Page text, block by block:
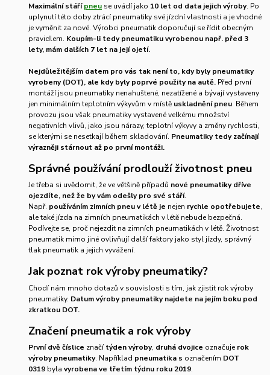
Maximální stářípneu se uvádí jako 10 let od data jejich výroby. Po
uplynutí této doby ztrácí pneumatiky své jízdní vlastnosti a je vhodné
je vyměnit za nové. Výrobci pneumatik doporučují se řídit obecným
pravidlem. Koupím-li tedy pneumatiku vyrobenou např. před 3
lety, mám dalších 7 let na její ojetí.
Nejdůležitějším datem pro vás tak není to, kdy byly pneumatiky
vyrobeny (DOT), ale kdy byly poprvé použity na autě. Před první
montáží jsou pneumatiky nenahuštené, nezatížené a bývají vystaveny
jen minimálním teplotním výkyvům v místě uskladnění pneu. Během
provozu jsou však pneumatiky vystavené velkému množství
negativních vlivů, jako jsou nárazy, teplotní výkyvy a změny rychlosti,
se kterými se nesetkají během skladování. Pneumatiky tedy začínají
výrazněji stárnout až po první montáži.
Správné používání prodlouží životnost pneu
Je třeba si uvědomit, že ve většině případů nové pneumatiky dříve
ojezdíte, než že by vám odešly pro své stáří.
Např. používáním zimních pneu v létě je nejen rychle opotřebujete,
ale také jízda na zimních pneumatikách v létě nebude bezpečná.
Podívejte se, proč nejezdit na zimních pneumatikách v létě. Životnost
pneumatik mimo jiné ovlivňují další faktory jako styl jízdy, správný
tlak pneumatik a jejich vyvážení.
Jak poznat rok výroby pneumatiky?
Chodí nám mnoho dotazů v souvislosti s tím, jak zjistit rok výroby
pneumatiky. Datum výroby pneumatiky najdete na jejím boku pod
zkratkou DOT.
Značení pneumatik a rok výroby
První dvě číslice značítýden výroby, druhá dvojice označuje rok
výroby pneumatiky. Například pneumatika s označením DOT
0319 byla vyrobena ve třetím týdnu roku 2019.